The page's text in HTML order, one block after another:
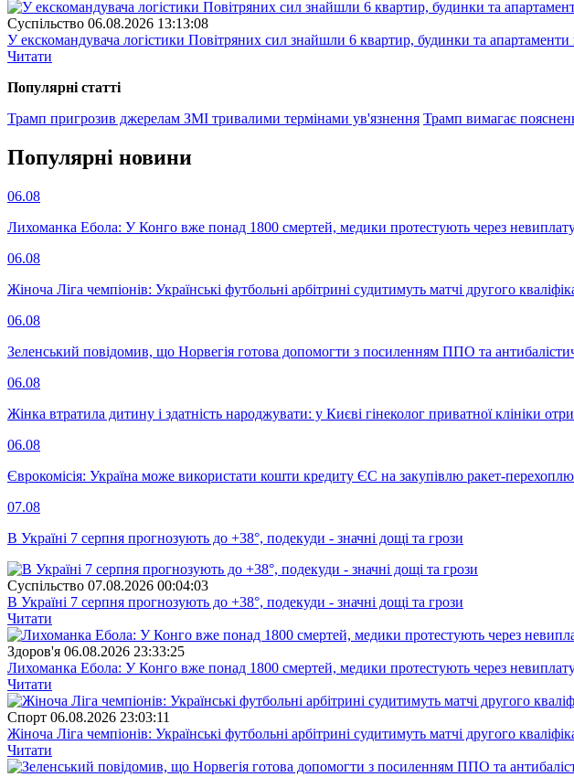
Суспiльство 06.08.2026 13:13:08
У екскомандувача логістики Повітряних сил знайшли 6 квартир, будинки та апартаменти
Читати
Популярнi статтi
Трамп пригрозив джерелам ЗМІ тривалими термінами ув'язнення Трамп вимагає
Популярнi новини
06.08
Лихоманка Ебола: У Конго вже понад 1800 смертей, медики протестують через
06.08
Жіноча Ліга чемпіонів: Українські футбольні арбітрині судитимуть матчі другого
06.08
Зеленський повідомив, що Норвегія готова допомогти з посиленням ППО та
06.08
Жінка втратила дитину і здатність народжувати: у Києві гінеколог приватної клініки
06.08
Єврокомісія: Україна може використати кошти кредиту ЄС на закупівлю ракет-
07.08
В Україні 7 серпня прогнозують до +38°, подекуди - значні дощі та грози
Суспiльство 07.08.2026 00:04:03
В Україні 7 серпня прогнозують до +38°, подекуди - значні дощі та грози
Читати
Здоров'я 06.08.2026 23:33:25
Лихоманка Ебола: У Конго вже понад 1800 смертей, медики протестують через
Читати
Спорт 06.08.2026 23:03:11
Жіноча Ліга чемпіонів: Українські футбольні арбітрині судитимуть матчі другого
Читати